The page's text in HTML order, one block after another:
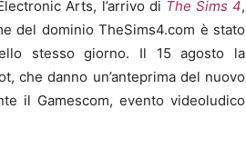
Arts, l’arrivo di The Sims 4,
del dominio TheSims4.com è stato
stesso giorno. Il 15 agosto la
che danno un’anteprima del nuovo
il Gamescom, evento videoludico